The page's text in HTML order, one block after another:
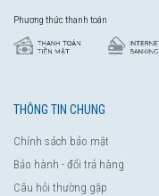
Phương thức thanh toán
THÔNG TIN CHUNG
Chính sách bảo mật
Bảo hành - đổi trả hàng
Câu hỏi thường gặp